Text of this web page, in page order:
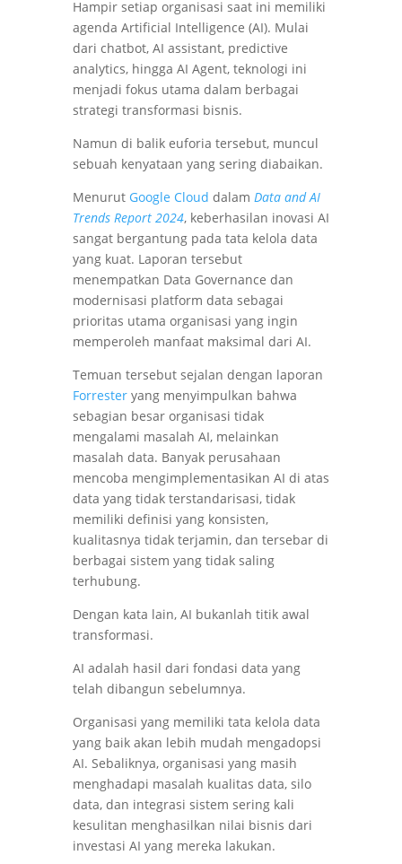
Hampir setiap organisasi saat ini memiliki
agenda Artificial Intelligence (AI). Mulai
dari chatbot, AI assistant, predictive
analytics, hingga AI Agent, teknologi ini
menjadi fokus utama dalam berbagai
strategi transformasi bisnis.
Namun di balik euforia tersebut, muncul
sebuah kenyataan yang sering diabaikan.
Menurut Google Cloud dalam Data and AI
Trends Report 2024, keberhasilan inovasi AI
sangat bergantung pada tata kelola data
yang kuat. Laporan tersebut
menempatkan Data Governance dan
modernisasi platform data sebagai
prioritas utama organisasi yang ingin
memperoleh manfaat maksimal dari AI.
Temuan tersebut sejalan dengan laporan
Forrester yang menyimpulkan bahwa
sebagian besar organisasi tidak
mengalami masalah AI, melainkan
masalah data. Banyak perusahaan
mencoba mengimplementasikan AI di atas
data yang tidak terstandarisasi, tidak
memiliki definisi yang konsisten,
kualitasnya tidak terjamin, dan tersebar di
berbagai sistem yang tidak saling
terhubung.
Dengan kata lain, AI bukanlah titik awal
transformasi.
AI adalah hasil dari fondasi data yang
telah dibangun sebelumnya.
Organisasi yang memiliki tata kelola data
yang baik akan lebih mudah mengadopsi
AI. Sebaliknya, organisasi yang masih
menghadapi masalah kualitas data, silo
data, dan integrasi sistem sering kali
kesulitan menghasilkan nilai bisnis dari
investasi AI yang mereka lakukan.